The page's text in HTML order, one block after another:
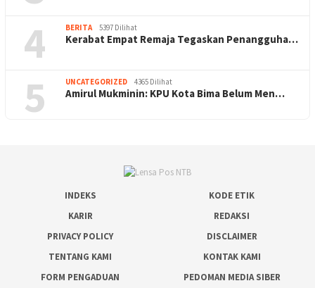
4 BERITA 5397 Dilihat
Kerabat Empat Remaja Tegaskan Penangguha…
5 UNCATEGORIZED 4365 Dilihat
Amirul Mukminin: KPU Kota Bima Belum Men…
INDEKS
KODE ETIK
KARIR
REDAKSI
PRIVACY POLICY
DISCLAIMER
TENTANG KAMI
KONTAK KAMI
FORM PENGADUAN
PEDOMAN MEDIA SIBER